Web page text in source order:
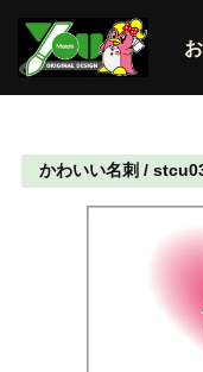
かわいい名刺 /